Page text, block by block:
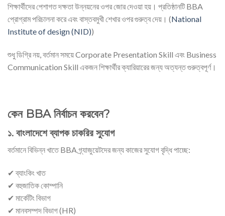
শিক্ষার্থীদের পেশাগত দক্ষতা উন্নয়নের ওপর জোর দেওয়া হয়। প্রতিষ্ঠানটি BBA
প্রোগ্রাম পরিচালনা করে এবং বাস্তবমুখী শেখার ওপর গুরুত্ব দেয়। (National
Institute of design (NID))
শুধু ডিগ্রি নয়, বর্তমান সময়ে Corporate Presentation Skill এবং Business
Communication Skill একজন শিক্ষার্থীর ক্যারিয়ারের জন্য অত্যন্ত গুরুত্বপূর্ণ।
কেন BBA নির্বাচন করবেন?
১. বাংলাদেশে ব্যাপক চাকরির সুযোগ
বর্তমানে বিভিন্ন খাতে BBA গ্র্যাজুয়েটদের জন্য কাজের সুযোগ বৃদ্ধি পাচ্ছে:
✔ ব্যাংকিং খাত
✔ বহুজাতিক কোম্পানি
✔ মার্কেটিং বিভাগ
✔ মানবসম্পদ বিভাগ (HR)